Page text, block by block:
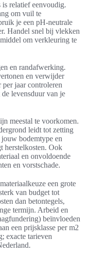
is relatief eenvoudig.
om vuil te
je een pH-neutrale
Handel snel bij vlekken
om verkleuring te
en randafwerking.
en verwijder
jaar controleren
levensduur van je
meestal te voorkomen.
leidt tot zetting
bodemtype en
herstelkosten. Ook
en onvoldoende
en vorstschade.
een grote
van budget tot
dan betontegels,
termijn. Arbeid en
beïnvloeden
een prijsklasse per m2
exacte tarieven